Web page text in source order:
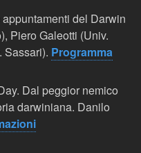
del Darwin
Piero Galeotti (Univ.
Sassari). Programma
Dal peggior nemico
darwiniana. Danilo